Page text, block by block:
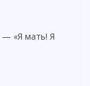
— «Я мать! Я